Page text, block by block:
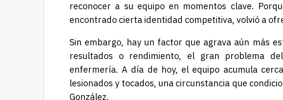
reconocer a su equipo en momentos clave.
encontrado cierta identidad competitiva, volvió a
Sin embargo, hay un factor que agrava aún más
resultados o rendimiento, el gran problema
enfermería. A día de hoy, el equipo acumula
lesionados y tocados, una circunstancia que
González.